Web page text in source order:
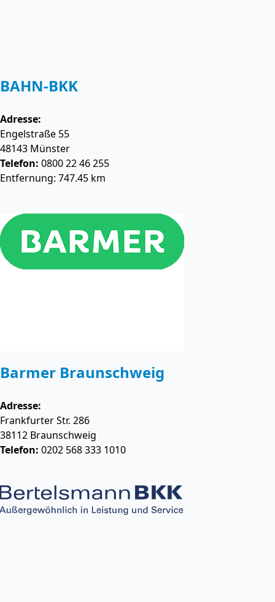
BAHN-BKK
Adresse:
Engelstraße 55
48143 Münster
Telefon: 0800 22 46 255
Entfernung: 747.45 km
Barmer Braunschweig
Adresse:
Frankfurter Str. 286
38112 Braunschweig
Telefon: 0202 568 333 1010